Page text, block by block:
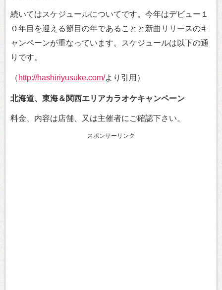
続いてはスケジュールについてです。今年はデビュー１
０年目を迎える節目の年であることと新曲リリースのキ
ャンペーンが重なっています。スケジュールは以下の通
りです。
（ http://hashiriyusuke.com/より引用）
北海道、東海＆関西エリアカラオケキャンペーン
料金、内容は店舗、又は主催者にご確認下さい。
スポンサーリンク